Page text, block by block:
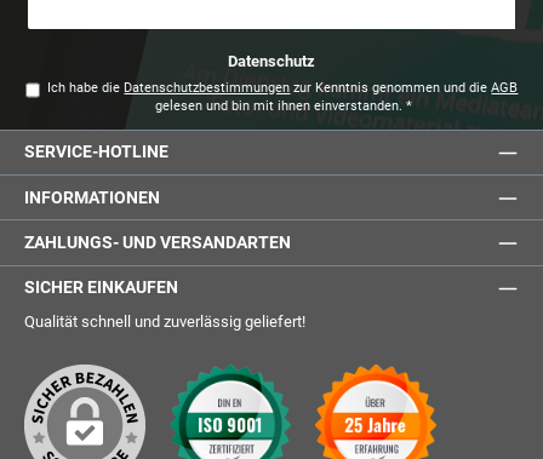
Datenschutz
Ich habe die Datenschutzbestimmungen zur Kenntnis genommen und dieAGB
gelesen und bin mit ihnen einverstanden. *
SERVICE-HOTLINE
INFORMATIONEN
ZAHLUNGS- UND VERSANDARTEN
SICHER EINKAUFEN
Qualität schnell und zuverlässig geliefert!